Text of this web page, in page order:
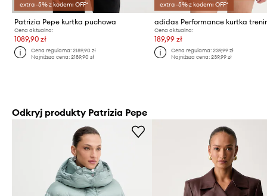
extra -5% z kodem: OFF*
Patrizia Pepe kurtka puchowa
Cena aktualna:
1089,90 zł
Cena regularna:2189,90 zł
Najniższa cena:2189,90 zł
extra -5% z kodem: OFF*
Cena aktualna:
189,99 zł
Cena regularna: 239,99 zł
Najniższa cena: 239,99 zł
Odkryj produkty Patrizia Pepe